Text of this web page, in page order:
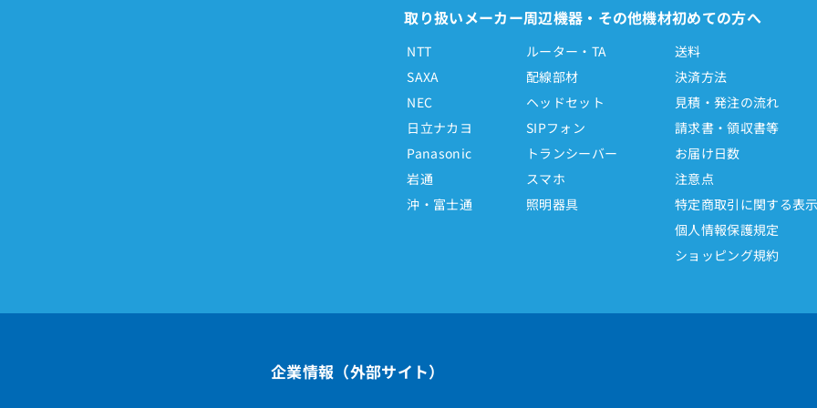
取り扱いメーカー
NTT
SAXA
NEC
日立ナカヨ
Panasonic
岩通
沖・富士通
周辺機器・その他機材
ルーター・TA
配線部材
ヘッドセット
SIPフォン
トランシーバー
スマホ
照明器具
初めての方へ
送料
決済方法
見積・発注の流れ
請求書・領収書等
お届け日数
注意点
特定商取引に関する表
個人情報保護規定
ショッピング規約
企業情報（外部サイト）